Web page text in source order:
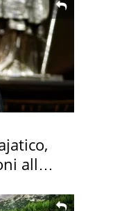
alla